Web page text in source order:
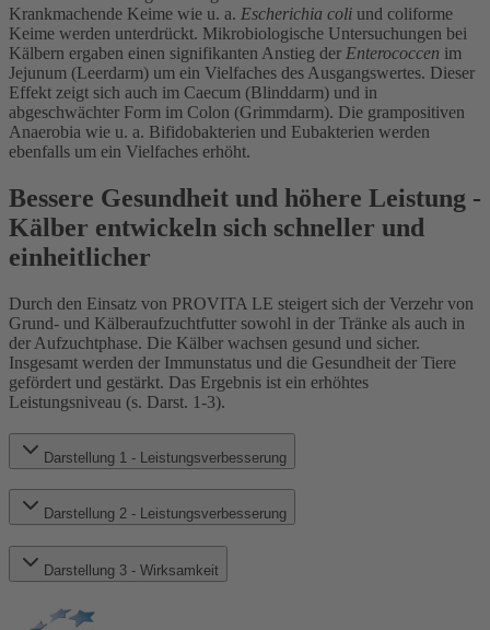
Krankmachende Keime wie u. a. Escherichia coli und coliforme
Keime werden unterdrückt. Mikrobiologische Untersuchungen bei
Kälbern ergaben einen signifikanten Anstieg der Enterococcen im
Jejunum (Leerdarm) um ein Vielfaches des Ausgangswertes. Dieser
Effekt zeigt sich auch im Caecum (Blinddarm) und in
abgeschwächter Form im Colon (Grimmdarm). Die grampositiven
Anaerobia wie u. a. Bifidobakterien und Eubakterien werden
ebenfalls um ein Vielfaches erhöht.
Bessere Gesundheit und höhere Leistung -
Kälber entwickeln sich schneller und
einheitlicher
Durch den Einsatz von PROVITA LE steigert sich der Verzehr von
Grund- und Kälberaufzuchtfutter sowohl in der Tränke als auch in
der Aufzuchtphase. Die Kälber wachsen gesund und sicher.
Insgesamt werden der Immunstatus und die Gesundheit der Tiere
gefördert und gestärkt. Das Ergebnis ist ein erhöhtes
Leistungsniveau (s. Darst. 1-3).
Darstellung 1 - Leistungsverbesserung
Darstellung 2 - Leistungsverbesserung
Darstellung 3 - Wirksamkeit